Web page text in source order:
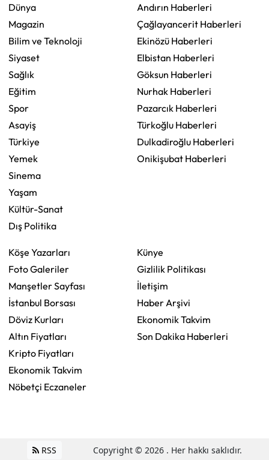
Dünya
Magazin
Bilim ve Teknoloji
Siyaset
Sağlık
Eğitim
Spor
Asayiş
Türkiye
Yemek
Sinema
Yaşam
Kültür-Sanat
Dış Politika
Andırın Haberleri
Çağlayancerit Haberleri
Ekinözü Haberleri
Elbistan Haberleri
Göksun Haberleri
Nurhak Haberleri
Pazarcık Haberleri
Türkoğlu Haberleri
Dulkadiroğlu Haberleri
Onikişubat Haberleri
Köşe Yazarları
Foto Galeriler
Manşetler Sayfası
İstanbul Borsası
Döviz Kurları
Altın Fiyatları
Kripto Fiyatları
Ekonomik Takvim
Nöbetçi Eczaneler
Künye
Gizlilik Politikası
İletişim
Haber Arşivi
Ekonomik Takvim
Son Dakika Haberleri
RSS Copyright © 2026 . Her hakkı saklıdır.